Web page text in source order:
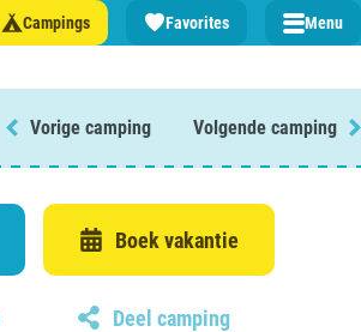
Campings Favorites Menu
Vorige camping Volgende camping
Boek vakantie
Deel camping